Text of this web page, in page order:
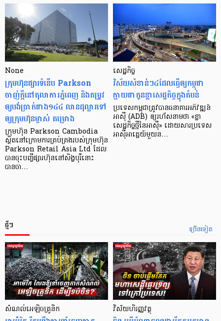
None
ក្រុមហ៊ុនផ្សារទំនើប Parkson
ចាញ់ក្ដីនៅតុលាការភ្នំពេញ និងតម្រូវ
ឲ្យបង់ប្រាក់ជាង១៤៤ លានដុល្លារទៅ
ឲ្យក្រុមហ៊ុនម្ចាស់ គម្រោង
ក្រុមហ៊ុន Parkson Cambodia
ស្ថិតនៅក្រោមការគ្រប់គ្រងរបស់ក្រុមហ៊ុន
Parkson Retail Asia Ltd ដែល
បានចុះបញ្ចីផ្សារហ៊ុននៅសិង្ហបុរីនោះ
បានចា…
សេដ្ឋកិច្ច​
វិស័យ​សំខាន់ៗ​៤​ដែល​ធ្វើ​ឲ្យ​កម្ពុជា​
ក្លាយ​ជា​កូន​ខ្លា​សេដ្ឋកិច្ច​ក្នុង​តំបន់
ប្រទេស​កម្ពុជា​ត្រូវ​បាន​ធនាគារ​អភិវឌ្ឍន៍​
អាស៊ី (ADB) ឲ្យ​រហ័ស​នាមថា «ខ្លា​
សេដ្ឋកិច្ច​ថ្មី​នៃ​អាស៊ី» ដោយសារ​ប្រទេស​
អាស៊ី​អាគ្នេយ៍​មួយ​ន…
ច្រើនទៀត
ថ្មីៗ
សំណល់អេឡិចត្រូនិក វិស័យហិរញ្ញវត្ថុ